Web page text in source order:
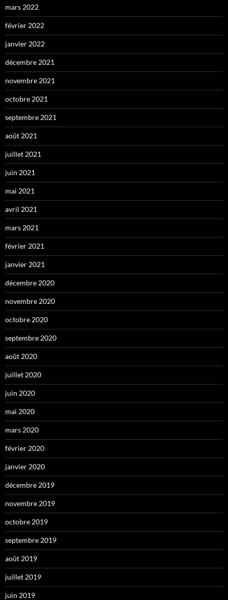
mars 2022
février 2022
janvier 2022
décembre 2021
novembre 2021
octobre 2021
septembre 2021
août 2021
juillet 2021
juin 2021
mai 2021
avril 2021
mars 2021
février 2021
janvier 2021
décembre 2020
novembre 2020
octobre 2020
septembre 2020
août 2020
juillet 2020
juin 2020
mai 2020
mars 2020
février 2020
janvier 2020
décembre 2019
novembre 2019
octobre 2019
septembre 2019
août 2019
juillet 2019
juin 2019